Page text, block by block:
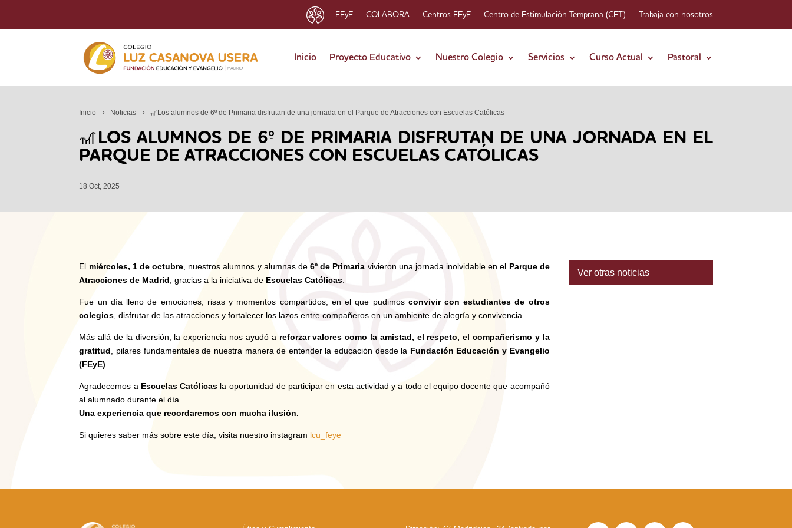
FEyE COLABORA Centros FEyE Centro de Estimulación Temprana (CET) Trabaja con nosotros
Inicio Proyecto Educativo Nuestro Colegio Servicios Curso Actual Pastoral
Inicio Noticias 🎢Los alumnos de 6º de Primaria disfrutan de una jornada en el Parque de Atracciones con Escuelas Católicas
🎢LOS ALUMNOS DE 6º DE PRIMARIA DISFRUTAN DE UNA JORNADA EN EL
PARQUE DE ATRACCIONES CON ESCUELAS CATÓLICAS
18 Oct, 2025
El miércoles, 1 de octubre , nuestros alumnos y alumnas de6º de Primaria vivieron una jornada inolvidable en el Parque de
Atracciones de Madrid , gracias a la iniciativa de Escuelas Católicas
Fue un día lleno de emociones, risas y momentos compartidos, en el que pudimos convivir con estudiantes de otros
colegios , disfrutar de las atracciones y fortalecer los lazos entre compañeros en un ambiente de alegría y convivencia.
Más allá de la diversión, la experiencia nos ayudó a reforzar valores como la amistad, el respeto, el compañerismo y la
gratitud , pilares fundamentales de nuestra manera de entender la educación desde la Fundación Educación y Evangelio
(FEyE)
Agradecemos a Escuelas Católicas la oportunidad de participar en esta actividad y a todo el equipo docente que acompañó
al alumnado durante el día.
Una experiencia que recordaremos con mucha ilusión.
Si quieres saber más sobre este día, visita nuestro instagram lcu_feye
Ver otras noticias